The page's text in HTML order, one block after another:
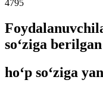
4795
so‘ziga
ho‘p so‘ziga